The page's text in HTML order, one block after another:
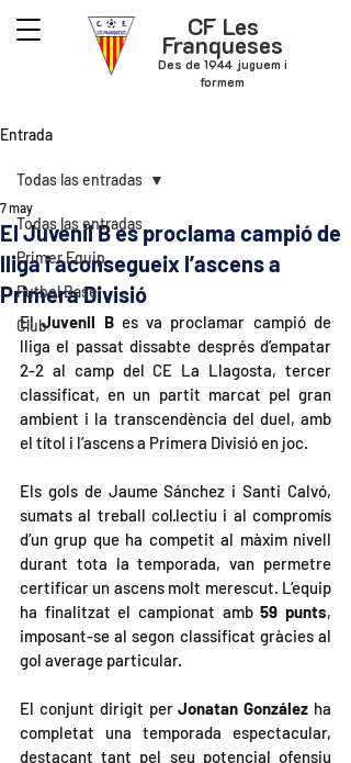
CF Les
Franqueses
Des de 1944 juguem i
formem
Entrada
Todas las entradas
Primer Equip
Futbol Base
Club
Todas las entradas
El Juvenil B es proclama campió de
lliga i aconsegueix l’ascens a
Primera Divisió
7 may
El Juvenil B es va proclamar campió de
lliga el passat dissabte després d’empatar
2-2 al camp del CE La Llagosta, tercer
classificat, en un partit marcat pel gran
ambient i la transcendència del duel, amb
el títol i l’ascens a Primera Divisió en joc.
Els gols de Jaume Sánchez i Santi Calvó,
sumats al treball col·lectiu i al compromís
d’un grup que ha competit al màxim nivell
durant tota la temporada, van permetre
certificar un ascens molt merescut. L’equip
ha finalitzat el campionat amb 59 punts,
imposant-se al segon classificat gràcies al
gol average particular.
El conjunt dirigit per Jonatan González ha
completat una temporada espectacular,
destacant tant pel seu potencial ofensiu